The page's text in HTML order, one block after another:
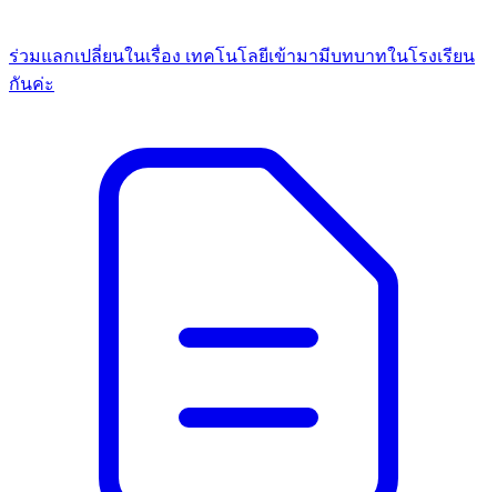
ร่วมแลกเปลี่ยนในเรื่อง เทคโนโลยีเข้ามามีบทบาทในโรงเรียน
กันค่ะ